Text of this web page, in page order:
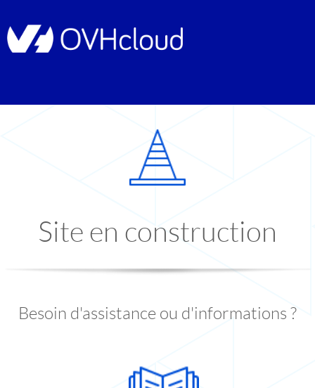
Site en construction
Besoin d'assistance ou d'informations ?